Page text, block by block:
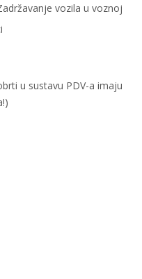
vozila u voznoj
u sustavu PDV-a imaju